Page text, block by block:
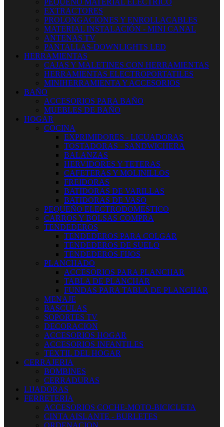
PEQUEÑO MATERIAL ELECTRICO
EXTRACTORES
PROLONGACIONES Y ENROLLACABLES
MATERIAL INSTALACIÓN - MINI CANAL
ANTENAS TV
PANTALLAS-DOWNLIGHTS LED
HERRAMIENTAS
CAJAS Y MALETINES CON HERRAMIENTAS
HERRAMIENTAS ELECTROPORTATILES
MINIHERRAMIENTA Y ACCESORIOS
BAÑO
ACCESORIOS PARA BAÑO
MUEBLES DE BAÑO
HOGAR
COCINA
EXPRIMIDORES - LICUADORAS
TOSTADORAS - SANDWICHERA
BALANZAS
HERVIDORES Y TETERAS
CAFETERAS Y MOLINILLOS
FREIDORAS
BATIDORAS DE VARILLAS
BATIDORAS DE VASO
PEQUEÑO ELECTRODOMESTICO
CARROS Y BOLSAS COMPRA
TENDEDEROS
TENDEDEROS PARA COLGAR
TENDEDEROS DE SUELO
TENDEDEROS FIJOS
PLANCHADO
ACCESORIOS PARA PLANCHAR
TABLA DE PLANCHAR
FUNDAS PARA TABLA DE PLANCHAR
MENAJE
BASCULAS
SOPORTES TV
DECORACION
ACCESORIOS HOGAR
ACCESORIOS INFANTILES
TEXTIL DEL HOGAR
CERRAJERIA
BOMBINES
CERRADURAS
LIJADORAS
FERRETERIA
ACCESORIOS COCHE-MOTO-BICICLETA
CINTA AISLANTE - BURLETES
ORDENACION